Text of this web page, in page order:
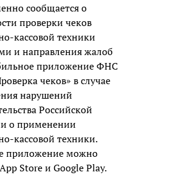
сообщается о
проверки чеков
кассовой техники
и направления жалоб
приложение ФНС
чеков» в случае
нарушений
Российской
о применении
кассовой техники.
приложение можно
Store и Google Play.